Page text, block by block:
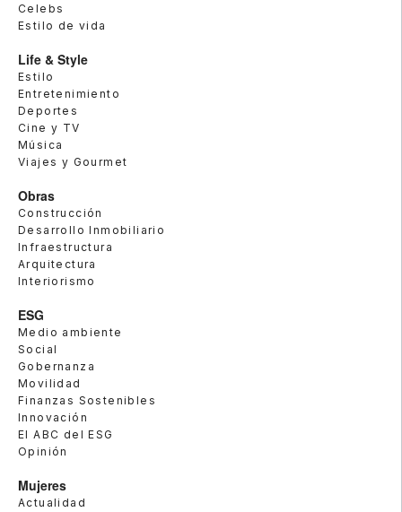
Celebs
Estilo de vida
Life & Style
Estilo
Entretenimiento
Deportes
Cine y TV
Música
Viajes y Gourmet
Obras
Construcción
Desarrollo Inmobiliario
Infraestructura
Arquitectura
Interiorismo
ESG
Medio ambiente
Social
Gobernanza
Movilidad
Finanzas Sostenibles
Innovación
El ABC del ESG
Opinión
Mujeres
Actualidad